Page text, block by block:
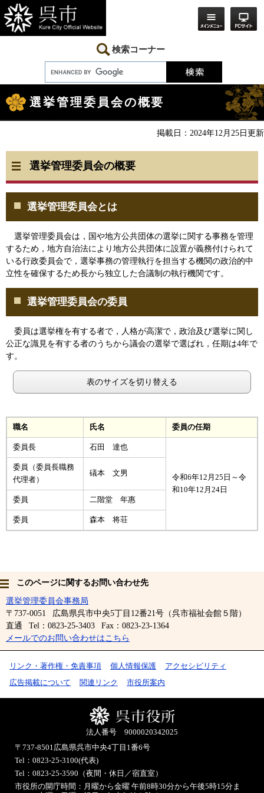
ー
ジ
の
ニ
ュ
ー
本
へ
検索コーナー
文
選挙管理委員会の概要
掲載日：2024年12月25日更新
選挙管理委員会の概要
選挙管理委員会とは
選挙管理委員会は，国や地方公共団体の選挙に関する事務を管理
するため，地方自治法により地方公共団体に設置が義務付けられて
いる行政委員会で，選挙事務の管理執行を担当する機関の政治的中
立性を確保するため長から独立した合議制の執行機関です。
選挙管理委員会の委員
委員は選挙権を有する者で，人格が高潔で，政治及び選挙に関し
公正な識見を有する者のうちから議会の選挙で選ばれ，任期は4年で
す。
表のサイズを切り替える
職名 氏名 委員の任期
委員長 石田 達也
令和6年12月25日～令
和10年12月24日
委員（委員長職務
代理者）
礒本 文男
委員 二階堂 年惠
委員 森本 将荘
このページに関するお問い合わせ先
選挙管理委員会事務局
〒737-0051
広島県呉市中央5丁目12番21号（呉市福祉会館５階）
直通
Tel：0823-25-3403
Fax：0823-23-1364
メールでのお問い合わせはこちら
リンク・著作権・免責事項 個人情報保護
アクセシビリティ
広告掲載について
関連リンク 市役所案内
法人番号 9000020342025
〒737-8501 広島県呉市中央4丁目1番6号
Tel：0823-25-3100(代表)
Tel：0823-25-3590（夜間・休日／宿直室）
市役所の開庁時間：月曜から金曜 午前8時30分から午後5時15分ま